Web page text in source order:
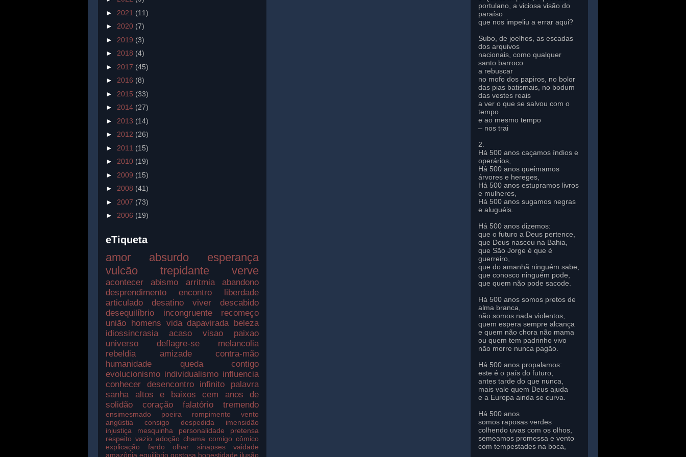
► 2021 (11)
► 2020 (7)
► 2019 (3)
► 2018 (4)
► 2017 (45)
► 2016 (8)
► 2015 (33)
► 2014 (27)
► 2013 (14)
► 2012 (26)
► 2011 (15)
► 2010 (19)
► 2009 (15)
► 2008 (41)
► 2007 (73)
► 2006 (19)
eTiqueta
amor absurdo
esperança
vulcão
trepidante verve
acontecer abismo arritmia
abandono
desprendimento
encontro
liberdade
articulado
desatino viver
descabido
desequilíbrio
incongruente
recomeço
união homens vida dapavirada beleza
idiossincrasia
acaso visao
paixao
universo
deflagre-se
melancolia
rebeldia
amizade
contra-mão
humanidade
queda
contigo
evolucionismo individualismo influencia
conhecer
desencontro infinito
palavra
sanha
altos e baixos
cem anos de
solidão
coração falatório tremendo
ensimesmado poeira rompimento
vento
angústia
consigo despedida
imensidão
injustiça
mesquinha personalidade
pretensa
respeito vazio adoção chama comigo cômico
explicação
fardo olhar sinapses
vaidade
amazônia equilibrio gostosa honestidade ilusão
portulano, a viciosa visão do
paraíso
que nos impeliu a errar aqui?
Subo, de joelhos, as escadas
dos arquivos
nacionais, como qualquer
santo barroco
a rebuscar
no mofo dos papiros, no bolor
das pias batismais, no bodum
das vestes reais
a ver o que se salvou com o
tempo
e ao mesmo tempo
– nos trai
2.
Há 500 anos caçamos índios e
operários,
Há 500 anos queimamos
árvores e hereges,
Há 500 anos estupramos livros
e mulheres,
Há 500 anos sugamos negras
e aluguéis.
Há 500 anos dizemos:
que o futuro a Deus pertence,
que Deus nasceu na Bahia,
que São Jorge é que é
guerreiro,
que do amanhã ninguém sabe,
que conosco ninguém pode,
que quem não pode sacode.
Há 500 anos somos pretos de
alma branca,
não somos nada violentos,
quem espera sempre alcança
e quem não chora não mama
ou quem tem padrinho vivo
não morre nunca pagão.
Há 500 anos propalamos:
este é o país do futuro,
antes tarde do que nunca,
mais vale quem Deus ajuda
e a Europa ainda se curva.
Há 500 anos
somos raposas verdes
colhendo uvas com os olhos,
semeamos promessa e vento
com tempestades na boca,